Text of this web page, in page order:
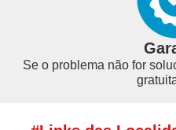
Se o problema não for